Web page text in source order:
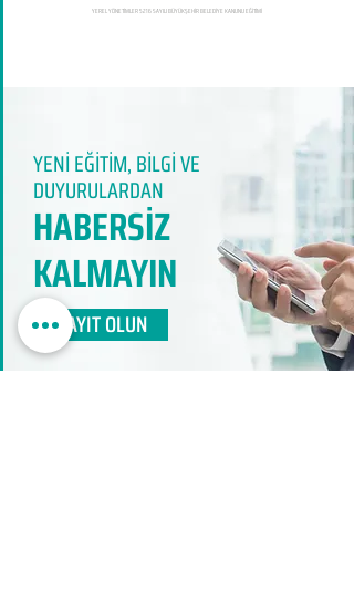
YEREL YÖNETİMLER 5216 SAYILI BÜYÜKŞEHİR BELEDİYE KANUNU EĞİTİMİ
YENİ EĞİTİM, BİLGİ VE
DUYURULARDAN
HABERSİZ
KALMAYIN​
KAYIT OLUN